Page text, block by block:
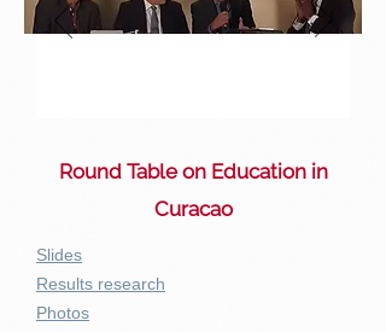
Round Table on Education in
Curacao
Slides
Results research
Photos